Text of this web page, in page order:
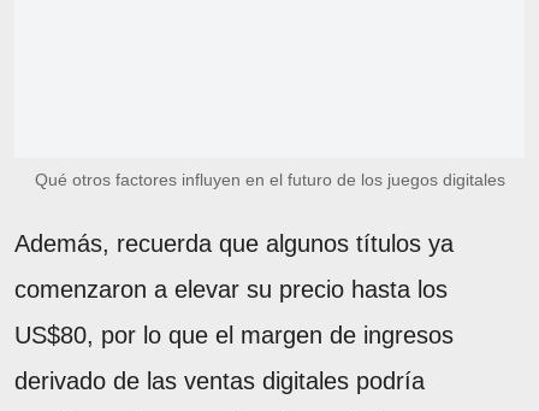
Qué otros factores influyen en el futuro de los juegos digitales
Además, recuerda que algunos títulos ya
comenzaron a elevar su precio hasta los
US$80, por lo que el margen de ingresos
derivado de las ventas digitales podría